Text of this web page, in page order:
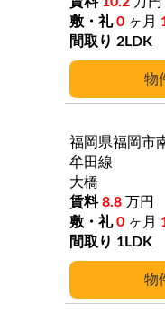
0 ヶ月
2LDK
福岡県福岡市
牟田線
大橋
8.8 万円
0 ヶ月
1LDK